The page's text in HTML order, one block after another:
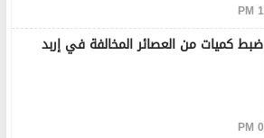
ضبط كميات من العصائر المخالفة في إربد